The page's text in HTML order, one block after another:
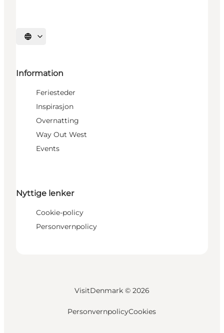
Velg språk
Information
Feriesteder
Inspirasjon
Overnatting
Way Out West
Events
Nyttige lenker
Cookie-policy
Personvernpolicy
VisitDenmark © 2026
PersonvernpolicyCookies